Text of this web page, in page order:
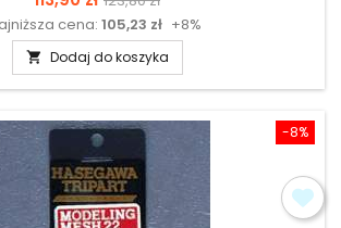
podstawowa
cena: 105,23 zł +8%
 Dodaj do koszyka
-8%